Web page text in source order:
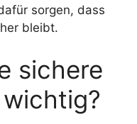
sorgen, dass
bleibt.
sichere